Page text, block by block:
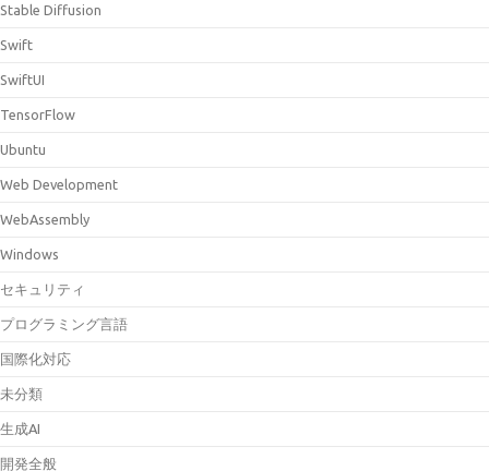
Stable Diffusion
Swift
SwiftUI
TensorFlow
Ubuntu
Web Development
WebAssembly
Windows
セキュリティ
プログラミング言語
国際化対応
未分類
生成AI
開発全般